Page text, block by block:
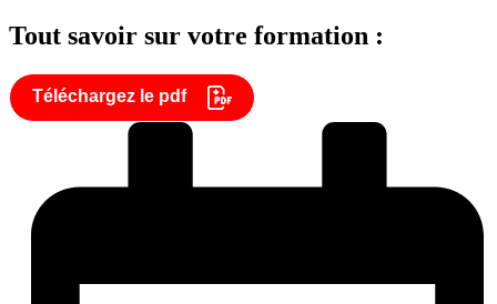
Tout savoir sur votre formation :
Téléchargez le pdf